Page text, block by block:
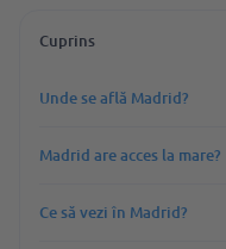
Cuprins
Unde se află Madrid?
Madrid are acces la mare?
Ce să vezi în Madrid?